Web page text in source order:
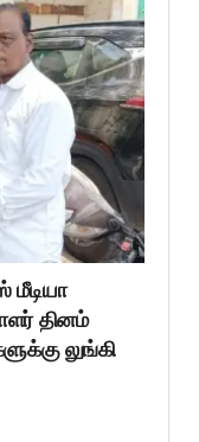
மீடியா
தினம்
லுங்கி